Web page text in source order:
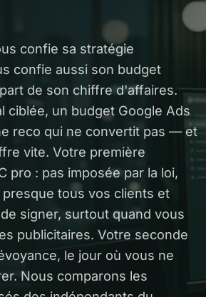
confie sa stratégie
confie aussi son budget
de son chiffre d'affaires.
ciblée, un budget Google Ads
reco qui ne convertit pas — et
vite. Votre première
pro : pas imposée par la loi,
tous vos clients et
signer, surtout quand vous
publicitaires. Votre seconde
le jour où vous ne
Nous comparons les